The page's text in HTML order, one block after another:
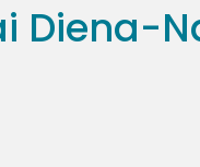
Diena-